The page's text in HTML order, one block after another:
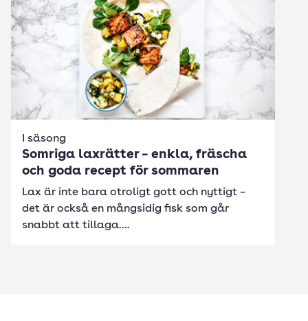
I säsong
Somriga laxrätter – enkla, fräscha
och goda recept för sommaren
Lax är inte bara otroligt gott och nyttigt –
det är också en mångsidig fisk som går
snabbt att tillaga....